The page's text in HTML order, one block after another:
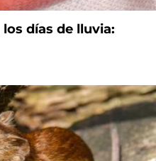
días de lluvia: